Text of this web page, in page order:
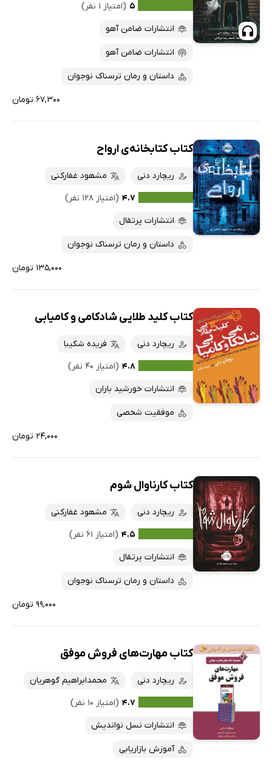
۵ (امتیاز ۱ نفر)
انتشارات ضامن آهو
انتشارات ضامن آهو
داستان و رمان ترسناک نوجوان
۶۷,۳۰۰ تومان
کتاب کتابخانه‌ی ارواح
ریچارد دنی
مشھود غفارکنی
۴.۷ (امتیاز ۱۲۸ نفر)
انتشارات پرتقال
داستان و رمان ترسناک نوجوان
۱۳۵,۰۰۰ تومان
کتاب کلید طلایی شادکامی و کامیابی
ریچارد دنی
فریده شکیبا
۴.۸ (امتیاز ۴۰ نفر)
انتشارات خورشید باران
موفقیت شخصی
۲۴,۰۰۰ تومان
کتاب کارناوال شوم
ریچارد دنی
مشھود غفارکنی
۴.۵ (امتیاز ۶۱ نفر)
انتشارات پرتقال
داستان و رمان ترسناک نوجوان
۹۹,۰۰۰ تومان
کتاب مهارت‌های فروش موفق
ریچارد دنی
محمدابراهیم گوهریان
۴.۷ (امتیاز ۱۰ نفر)
انتشارات نسل نواندیش
آموزش بازاریابی